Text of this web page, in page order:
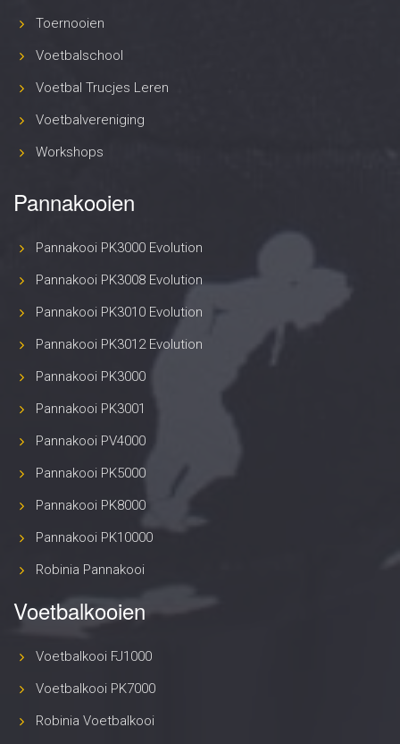
Toernooien
Voetbalschool
Voetbal Trucjes Leren
Voetbalvereniging
Workshops
Pannakooien
Pannakooi PK3000 Evolution
Pannakooi PK3008 Evolution
Pannakooi PK3010 Evolution
Pannakooi PK3012 Evolution
Pannakooi PK3000
Pannakooi PK3001
Pannakooi PV4000
Pannakooi PK5000
Pannakooi PK8000
Pannakooi PK10000
Robinia Pannakooi
Voetbalkooien
Voetbalkooi FJ1000
Voetbalkooi PK7000
Robinia Voetbalkooi